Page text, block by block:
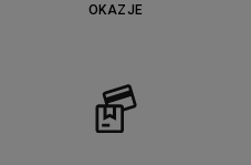
OKAZJE